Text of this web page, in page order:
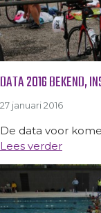
DATA 2016 BEKEND,
27 januari 2016
De data voor
Lees verder